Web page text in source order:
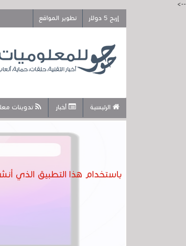
-->
إربح 5 دولار
تطوير المواقع
الرئيسية أخبار تدوينات